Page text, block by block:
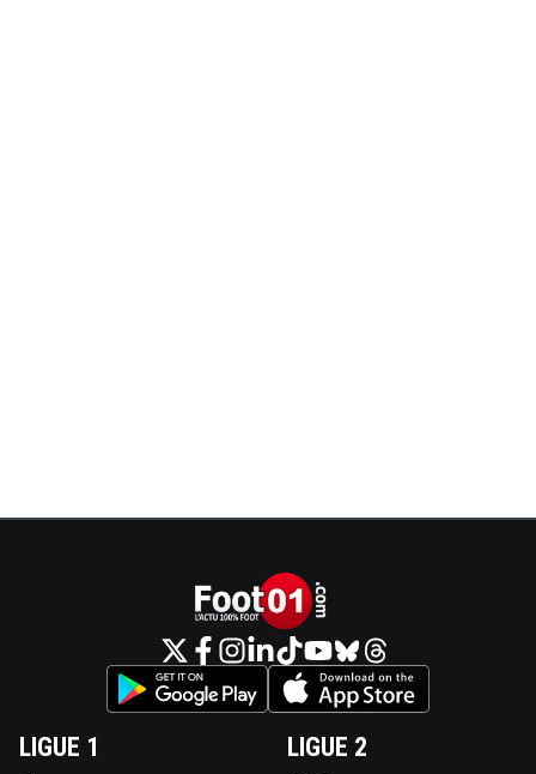
LIGUE 1 LIGUE 2